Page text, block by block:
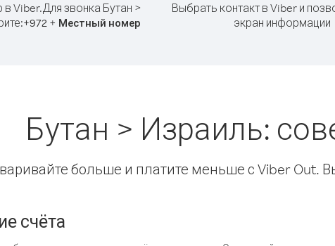
в Viber.Для звонка Бутан >
+972+ Местный номер
Выбрать контакт в Viber и
экран информации
Бутан > Израиль:
больше и платите меньше с Viber Out.
счёта